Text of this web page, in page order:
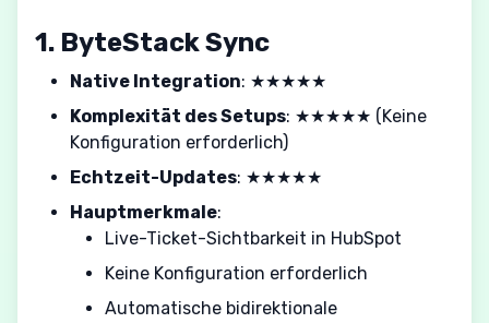
1. ByteStack Sync
Native Integration: ★★★★★
Komplexität des Setups: ★★★★★ (Keine
Konfiguration erforderlich)
Echtzeit-Updates: ★★★★★
Hauptmerkmale:
Live-Ticket-Sichtbarkeit in HubSpot
Keine Konfiguration erforderlich
Automatische bidirektionale